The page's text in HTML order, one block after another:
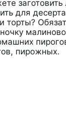
заготовить
для
торты?
пирожных.